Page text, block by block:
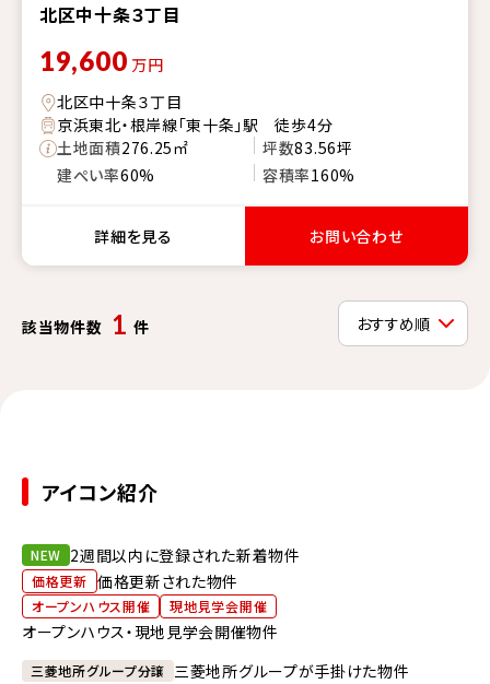
北区中十条３丁目
19,600 万円
北区中十条３丁目
京浜東北・根岸線「東十条」駅 徒歩4分
土地面積276.25㎡ 坪数83.56坪
建ぺい率60% 容積率160%
詳細を見る お問い合わせ
該当物件数 1 件
アイコン紹介
NEW 2週間以内に登録された新着物件
価格更新 価格更新された物件
オープンハウス開催 現地見学会開催
オープンハウス・現地見学会開催物件
三菱地所グループ分譲 三菱地所グループが手掛けた物件